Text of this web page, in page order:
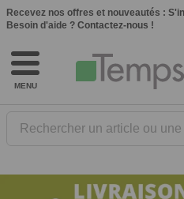
Recevez nos offres et nouveautés :
Besoin d'aide ? Contactez-nous !
MENU
Rechercher un article ou